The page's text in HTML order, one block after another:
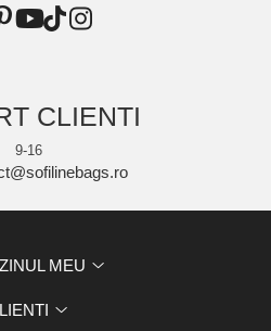
CLIENTI
9-16
MEU